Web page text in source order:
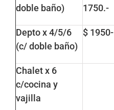
doble baño)
1750.-
Depto x 4/5/6
(c/ doble baño)
$ 1950-
Chalet x 6
c/cocina y
vajilla